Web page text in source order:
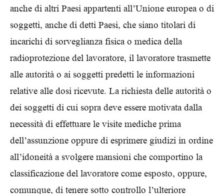
anche di altri Paesi appartenti all’Unione europea o di
soggetti, anche di detti Paesi, che siano titolari di
incarichi di sorveglianza fisica o medica della
radioprotezione del lavoratore, il lavoratore trasmette
alle autorità o ai soggetti predetti le informazioni
relative alle dosi ricevute. La richiesta delle autorità o
dei soggetti di cui sopra deve essere motivata dalla
necessità di effettuare le visite mediche prima
dell’assunzione oppure di esprimere giudizi in ordine
all’idoneità a svolgere mansioni che comportino la
classificazione del lavoratore come esposto, oppure,
comunque, di tenere sotto controllo l’ulteriore